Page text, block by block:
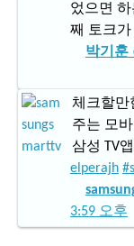
었으면
째 토크
박기훈
체크할만
주는 모
삼성 TV
elperajh
3:59 오후